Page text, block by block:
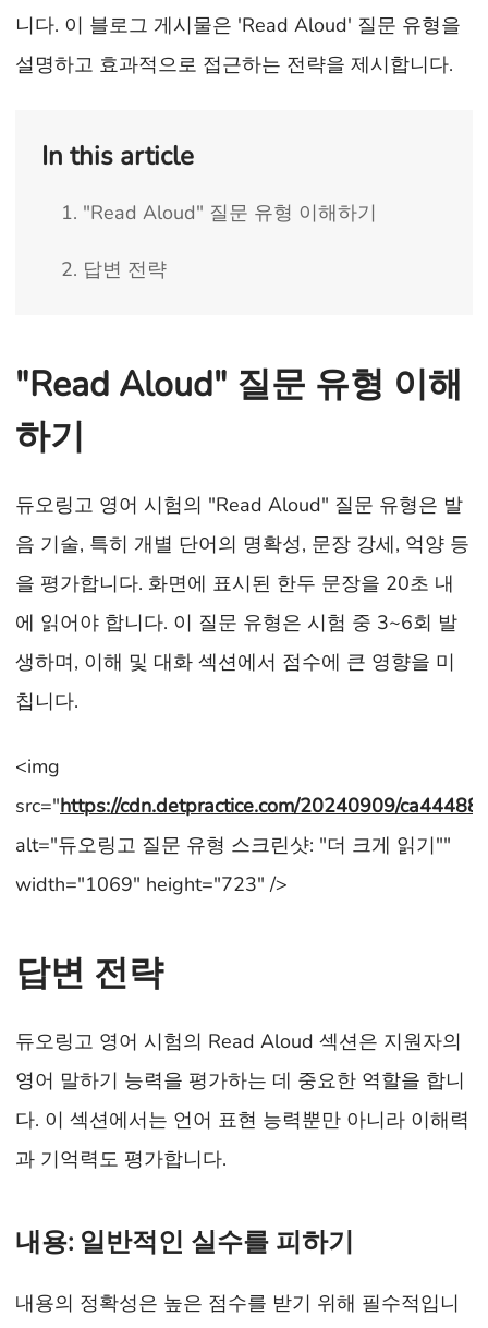
니다. 이 블로그 게시물은 'Read Aloud' 질문 유형을
설명하고 효과적으로 접근하는 전략을 제시합니다.
In this article
1. "Read Aloud" 질문 유형 이해하기
2. 답변 전략
"Read Aloud" 질문 유형 이해
하기
듀오링고 영어 시험의 "Read Aloud" 질문 유형은 발
음 기술, 특히 개별 단어의 명확성, 문장 강세, 억양 등
을 평가합니다. 화면에 표시된 한두 문장을 20초 내
에 읽어야 합니다. 이 질문 유형은 시험 중 3~6회 발
생하며, 이해 및 대화 섹션에서 점수에 큰 영향을 미
칩니다.
<img
src="https://cdn.detpractice.com/20240909/
alt="듀오링고 질문 유형 스크린샷: "더 크게 읽기""
width="1069" height="723" />
답변 전략
듀오링고 영어 시험의 Read Aloud 섹션은 지원자의
영어 말하기 능력을 평가하는 데 중요한 역할을 합니
다. 이 섹션에서는 언어 표현 능력뿐만 아니라 이해력
과 기억력도 평가합니다.
내용: 일반적인 실수를 피하기
내용의 정확성은 높은 점수를 받기 위해 필수적입니